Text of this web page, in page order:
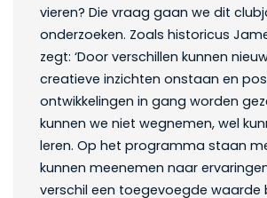
vieren? Die vraag gaan we dit
onderzoeken. Zoals historicus
zegt: ‘Door verschillen kunnen
creatieve inzichten onstaan en
ontwikkelingen in gang worden
kunnen we niet wegnemen, wel
leren. Op het programma staan
kunnen meenemen naar
verschil een toegevoegde waarde